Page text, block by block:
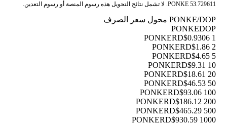
53.729611 PONKE. لا تشمل نتائج التحويل هذه رسوم المنصة أو رسوم التعدين.
PONKE/DOP محول سعر الصرف
PONKEDOP
1 PONKE
RD$0.9306
2 PONKE
RD$1.86
5 PONKE
RD$4.65
10 PONKE
RD$9.31
20 PONKE
RD$18.61
50 PONKE
RD$46.53
100 PONKE
RD$93.06
200 PONKE
RD$186.12
500 PONKE
RD$465.29
1000 PONKE
RD$930.59